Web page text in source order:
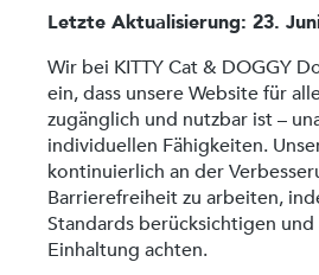
Letzte Aktualisierung: 23.
Wir bei KITTY Cat & DOGGY
ein, dass unsere Website für
zugänglich und nutzbar ist –
individuellen Fähigkeiten.
kontinuierlich an der
Barrierefreiheit zu arbeiten,
Standards berücksichtigen und
Einhaltung achten.